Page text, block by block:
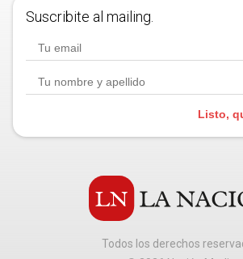
Suscribite al mailing.
Listo,
Todos los derechos